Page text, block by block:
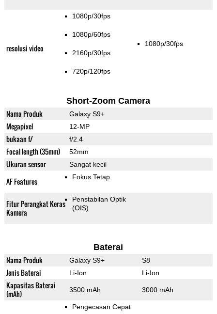
resolusi video
1080p/30fps
1080p/60fps
2160p/30fps
720p/120fps
1080p/30fps
Short-Zoom Camera
Nama Produk Galaxy S9+
Megapixel 12-MP
bukaan f/ f/2.4
Focal length (35mm) 52mm
Ukuran sensor Sangat kecil
AF Features Fokus Tetap
Fitur Perangkat Keras
Kamera
Penstabilan Optik
(OIS)
Baterai
Nama Produk Galaxy S9+ S8
Jenis Baterai Li-Ion Li-Ion
Kapasitas Baterai
(mAh)
3500 mAh 3000 mAh
Pengecasan Cepat